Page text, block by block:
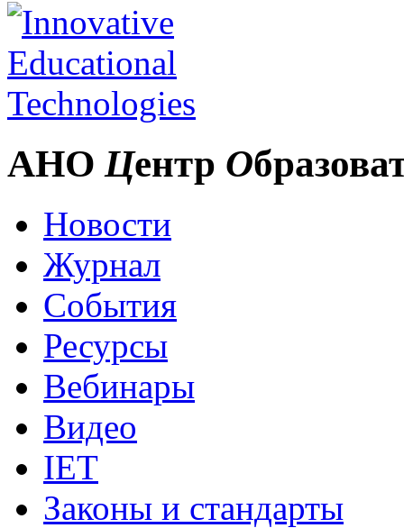
АНО Центр О
Новости
Журнал
События
Ресурсы
Вебинары
Видео
IET
Законы и стандарты